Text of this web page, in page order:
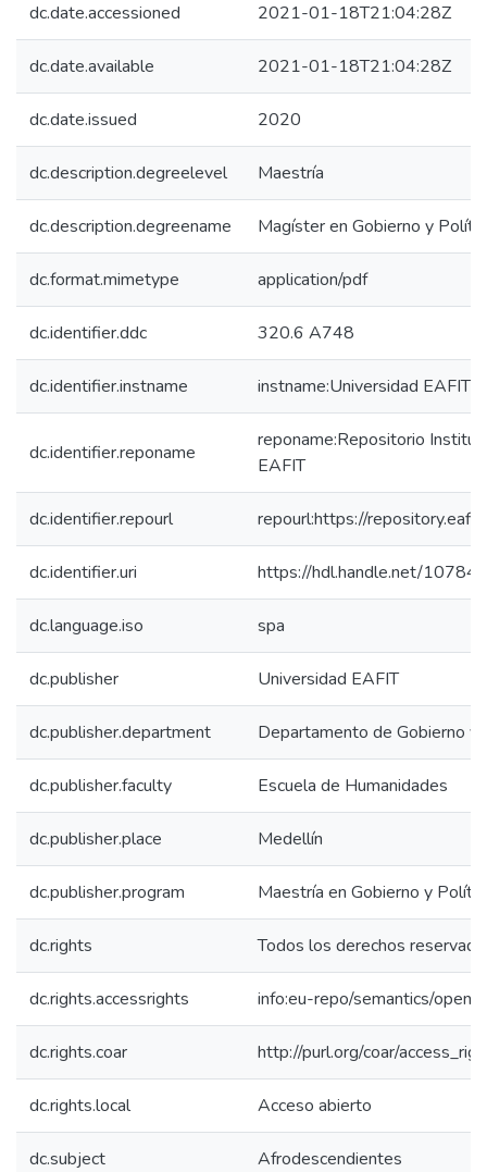
dc.date.accessioned 2021-01-18T21:04:28Z
dc.date.available 2021-01-18T21:04:28Z
dc.date.issued 2020
dc.description.degreelevel Maestría
dc.description.degreename Magíster en Gobierno y
dc.format.mimetype application/pdf
dc.identifier.ddc 320.6 A748
dc.identifier.instname instname:Universidad EAFIT
dc.identifier.reponame
reponame:Repositorio
EAFIT
dc.identifier.repourl repourl:https://
dc.identifier.uri https://hdl.handle.net/
dc.language.iso spa
dc.publisher Universidad EAFIT
dc.publisher.department Departamento de Gobierno y
dc.publisher.faculty Escuela de Humanidades
dc.publisher.place Medellín
dc.publisher.program Maestría en Gobierno y
dc.rights Todos los derechos
dc.rights.accessrights info:eu-repo/semantics/
dc.rights.coar http://purl.org/coar/
dc.rights.local Acceso abierto
dc.subject Afrodescendientes